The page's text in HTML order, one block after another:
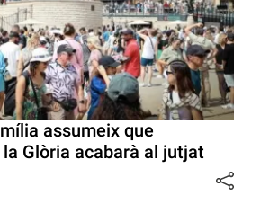
assumeix que
la Glòria acabarà al jutjat